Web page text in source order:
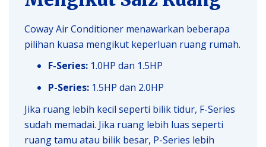
Coway Air Conditioner menawarkan beberapa
pilihan kuasa mengikut keperluan ruang rumah.
F-Series: 1.0HP dan 1.5HP
P-Series: 1.5HP dan 2.0HP
Jika ruang lebih kecil seperti bilik tidur, F-Series
sudah memadai. Jika ruang lebih luas seperti
ruang tamu atau bilik besar, P-Series lebih